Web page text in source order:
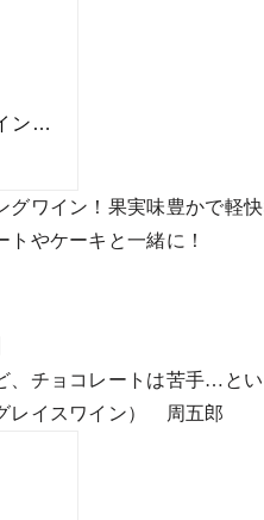
ワイン！果実味豊かで軽快
やケーキと一緒に！
、チョコレートは苦手…とい
レイスワイン） 周五郎